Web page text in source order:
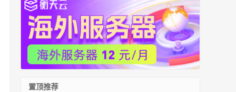
置顶推荐